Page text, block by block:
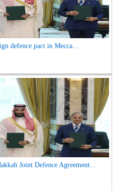
defence pact in Mecca...
Joint Defence Agreement...